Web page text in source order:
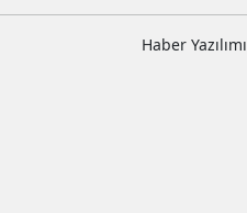
Haber Yazılımı